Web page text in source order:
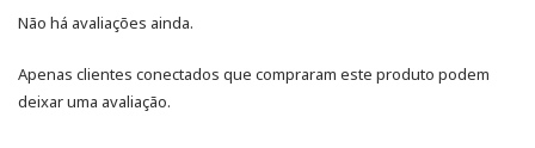
Não há avaliações ainda.
Apenas clientes conectados que compraram este produto podem
deixar uma avaliação.